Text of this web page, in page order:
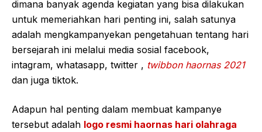
dimana banyak agenda kegiatan yang bisa dilakukan
untuk memeriahkan hari penting ini, salah satunya
adalah mengkampanyekan pengetahuan tentang hari
bersejarah ini melalui media sosial facebook,
intagram, whatasapp, twitter , twibbon haornas 2021
dan juga tiktok.
Adapun hal penting dalam membuat kampanye
tersebut adalah logo resmi haornas hari olahraga